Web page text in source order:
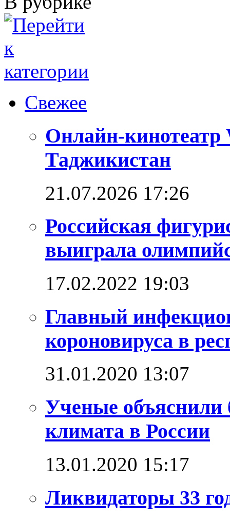
Свежее
Онлайн-
Таджикистан
21.07.2026 17:26
Российская
выиграла
17.02.2022 19:03
Главный
короновируса в
31.01.2020 13:07
Ученые объяснили
климата в России
13.01.2020 15:17
Ликвидаторы 33